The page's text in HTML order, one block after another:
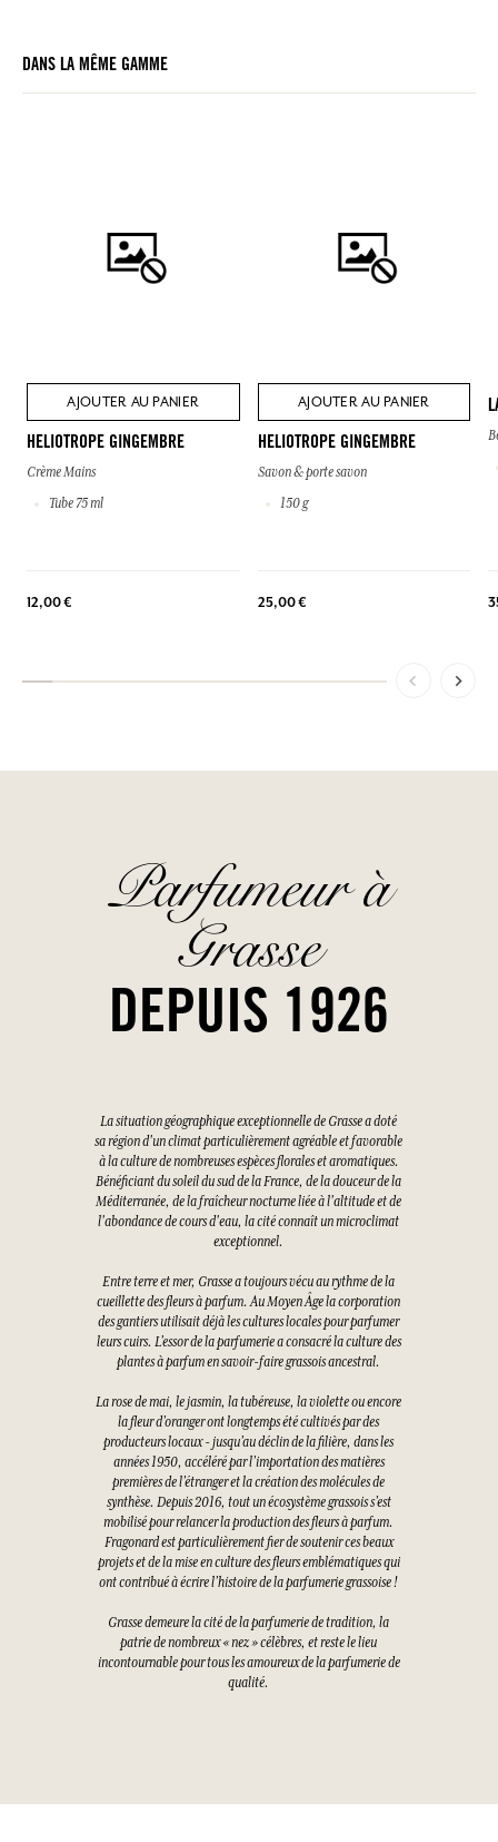
DANS LA MÊME GAMME
AJOUTER AU PANIER
HELIOTROPE GINGEMBRE
Crème Mains
Tube 75 ml
12,00 €
AJOUTER AU PANIER
HELIOTROPE GINGEMBRE
Savon & porte savon
150 g
25,00 €
Parfumeur à
Grasse
DEPUIS 1926
La situation géographique exceptionnelle de Grasse a doté
sa région d'un climat particulièrement agréable et favorable
à la culture de nombreuses espèces florales et aromatiques.
Bénéficiant du soleil du sud de la France, de la douceur de la
Méditerranée, de la fraîcheur nocturne liée à l'altitude et de
l'abondance de cours d'eau, la cité connaît un microclimat
exceptionnel.
Entre terre et mer, Grasse a toujours vécu au rythme de la
cueillette des fleurs à parfum. Au Moyen Âge la corporation
des gantiers utilisait déjà les cultures locales pour parfumer
leurs cuirs. L’essor de la parfumerie a consacré la culture des
plantes à parfum en savoir-faire grassois ancestral.
La rose de mai, le jasmin, la tubéreuse, la violette ou encore
la fleur d’oranger ont longtemps été cultivés par des
producteurs locaux - jusqu’au déclin de la filière, dans les
années 1950, accéléré par l’importation des matières
premières de l’étranger et la création des molécules de
synthèse. Depuis 2016, tout un écosystème grassois s’est
mobilisé pour relancer la production des fleurs à parfum.
Fragonard est particulièrement fier de soutenir ces beaux
projets et de la mise en culture des fleurs emblématiques qui
ont contribué à écrire l’histoire de la parfumerie grassoise !
Grasse demeure la cité de la parfumerie de tradition, la
patrie de nombreux « nez » célèbres, et reste le lieu
incontournable pour tous les amoureux de la parfumerie de
qualité.